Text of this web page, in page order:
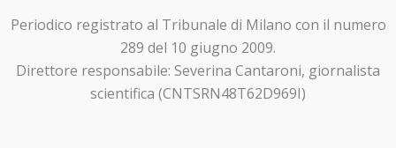
Periodico registrato al Tribunale di Milano con il numero
289 del 10 giugno 2009.
Direttore responsabile: Severina Cantaroni, giornalista
scientifica (CNTSRN48T62D969I)